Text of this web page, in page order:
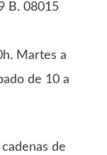
B. 08015
Martes a
de 10 a
de